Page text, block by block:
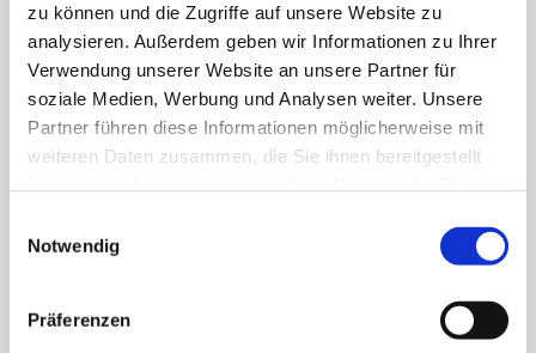
zu können und die Zugriffe auf unsere Website zu
analysieren. Außerdem geben wir Informationen zu Ihrer
Verwendung unserer Website an unsere Partner für
soziale Medien, Werbung und Analysen weiter. Unsere
Partner führen diese Informationen möglicherweise mit
weiteren Daten zusammen, die Sie ihnen bereitgestellt
Notwendig
Präferenzen